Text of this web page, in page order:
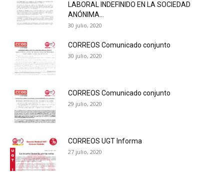
LABORAL INDEFINIDO EN LA SOCIEDAD
ANÓNIMA...
30 julio, 2020
CORREOS Comunicado conjunto
30 julio, 2020
CORREOS Comunicado conjunto
29 julio, 2020
CORREOS UGT Informa
27 julio, 2020